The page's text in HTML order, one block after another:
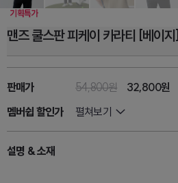
맨즈 쿨스판 피케이 카라티 [베이지]
판매가 54,800원
32,800원
멤버쉽 할인가
펼쳐보기
설명 & 소재